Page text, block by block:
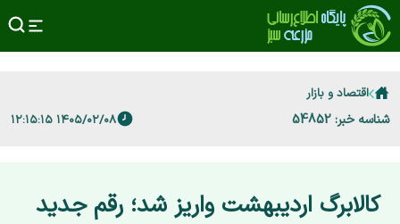
اقتصاد و بازار
شناسه خبر: 54852 ۱۴۰۵/۰۲/۰۸ ۱۲:۱۵:۱۵
کالابرگ اردیبهشت واریز شد؛ رقم جدید